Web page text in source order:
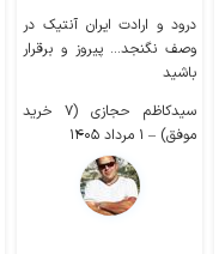
درود و ارادت ایران آنتیک در
وصف نگنجد... پیروز و برقرار
باشید
سیدکاظم حجازی (۷ خرید
موفق) – ۱ مرداد ۱۴۰۵